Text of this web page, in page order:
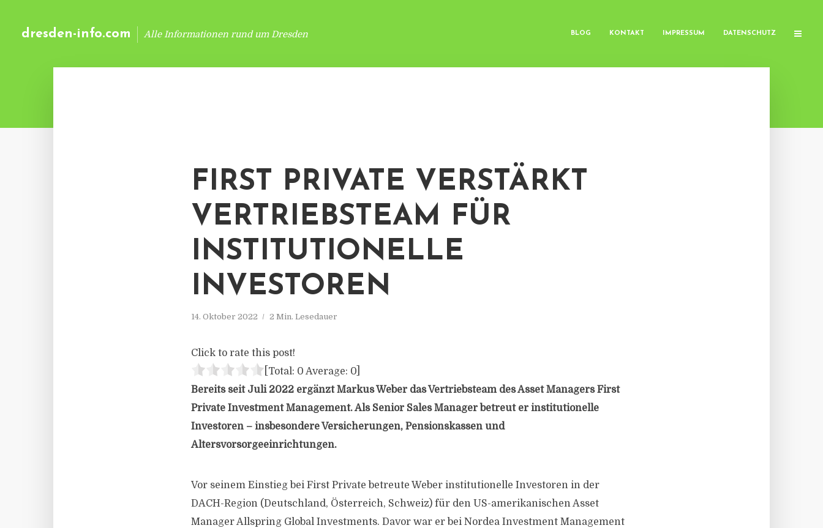
dresden-info.com Alle Informationen rund um Dresden BLOG KONTAKT IMPRESSUM DATENSCHUTZ
FIRST PRIVATE VERSTÄRKT
VERTRIEBSTEAM FÜR
INSTITUTIONELLE
INVESTOREN
14. Oktober 2022 2 Min. Lesedauer
Click to rate this post!
[Total: 0 Average: 0
Bereits seit Juli 2022 ergänzt Markus Weber das Vertriebsteam des Asset Managers First
Private Investment Management. Als Senior Sales Manager betreut er institutionelle
Investoren – insbesondere Versicherungen, Pensionskassen und
Altersvorsorgeeinrichtungen.
Vor seinem Einstieg bei First Private betreute Weber institutionelle Investoren in der
DACH-Region (Deutschland, Österreich, Schweiz) für den US-amerikanischen Asset
Manager Allspring Global Investments. Davor war er bei Nordea Investment Management